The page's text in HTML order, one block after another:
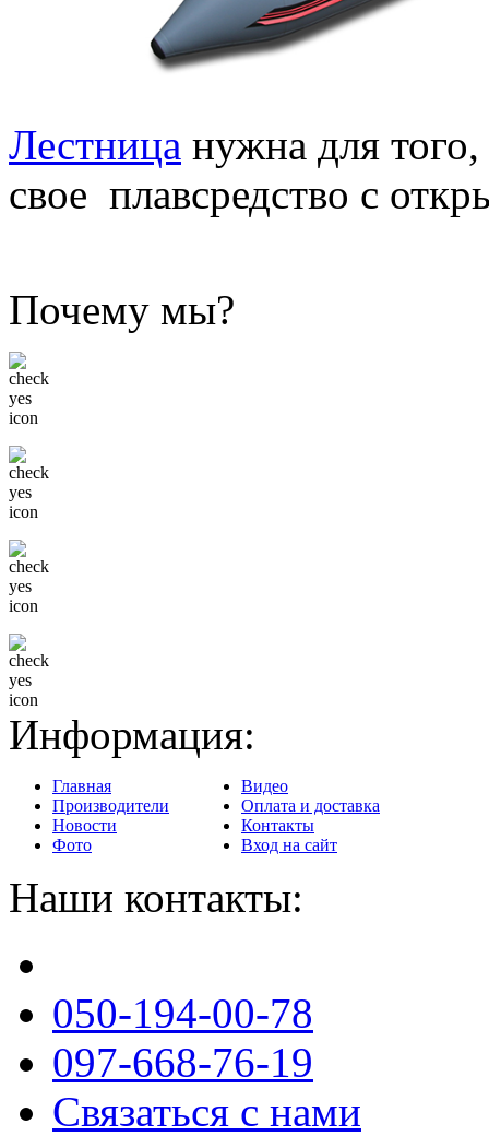
Лестница нужна для
свое плавсредство с
Почему мы?
Информация:
Главная
Производители
Новости
Фото
Видео
Оплата и доставка
Контакты
Вход на сайт
Наши контакты:
050-194-00-78
097-668-76-19
Связаться с нами